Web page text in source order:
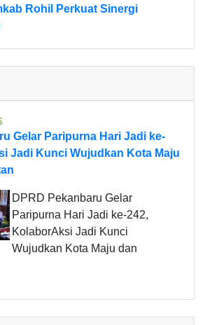
Rohil Perkuat Sinergi
Gelar Paripurna Hari Jadi ke-
Jadi Kunci Wujudkan Kota Maju
DPRD Pekanbaru Gelar
Paripurna Hari Jadi ke-242,
KolaborAksi Jadi Kunci
Wujudkan Kota Maju dan